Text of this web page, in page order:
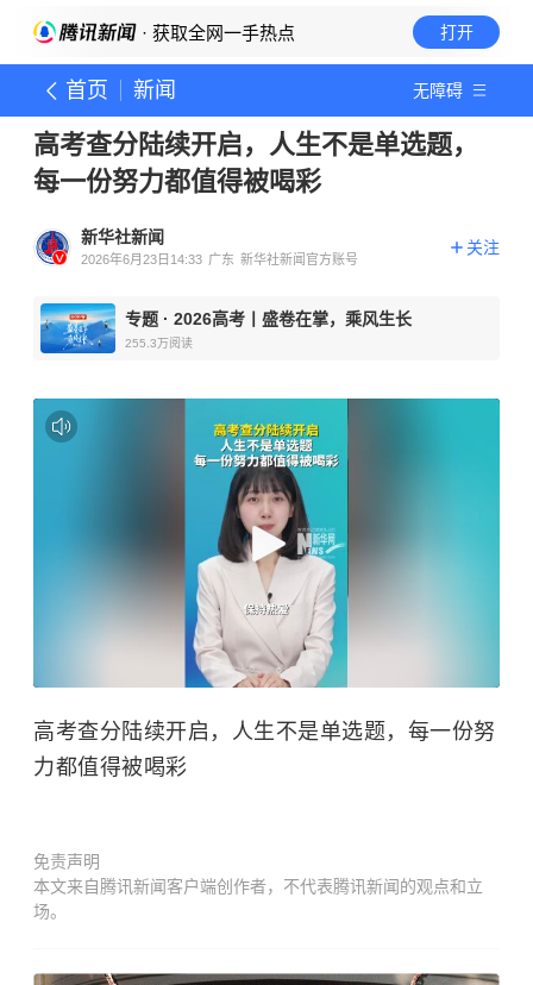
· 获取全网一手热点 打开
首页 新闻 无障碍
高考查分陆续开启，人生不是单选题，
每一份努力都值得被喝彩
新华社新闻
2026年6月23日14:33 广东 新华社新闻官方账号
关注
专题 · 2026高考丨盛卷在掌，乘风生长
255.3万阅读
高考查分陆续开启，人生不是单选题，每一份努
力都值得被喝彩
免责声明
本文来自腾讯新闻客户端创作者，不代表腾讯新闻的观点和立
场。